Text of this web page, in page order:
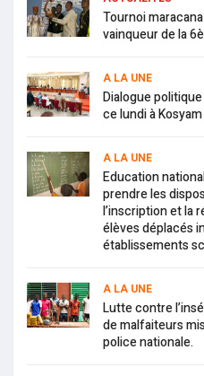
Tournoi
vainqueur de la
A LA UNE
Dialogue
ce lundi à Kosyam
A LA UNE
Education
prendre les
l’inscription et la
élèves déplacés
établissements
A LA UNE
Lutte contre
de malfaiteurs
police nationale.